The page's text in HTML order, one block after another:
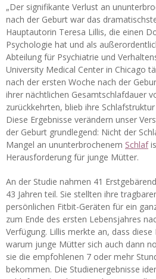
„Der signifikante Verlust an
nach der Geburt war das
Hauptautorin Teresa Lillis, die einen
Psychologie hat und als
Abteilung für Psychiatrie und
University Medical Center in Chicago
nach der ersten Woche nach der
ihrer nächtlichen Gesamtschlafdauer
zurückkehrten, blieb ihre
Diese Ergebnisse verändern unser
der Geburt grundlegend: Nicht der
Mangel an ununterbrochenem Schlaf
Herausforderung für junge Mütter.
An der Studie nahmen 41
43 Jahren teil. Sie stellten ihre
persönlichen Fitbit-Geräten für ein
zum Ende des ersten Lebensjahres
Verfügung. Lillis merkte an, dass diese
warum junge Mütter sich auch dann
sie die empfohlenen 7 oder mehr
bekommen. Die Studienergebnisse